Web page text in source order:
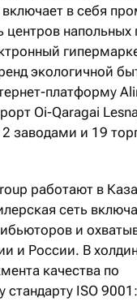
включает в себя
центров
экологичной
платформу
Oi-Qaragai
заводами и 19
работают в
сеть
и
и России. В
качества по
ISO